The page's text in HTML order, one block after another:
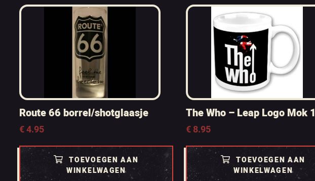
Route 66 borrel/shotglaasje
€4.95
TOEVOEGEN AAN
WINKELWAGEN
The Who – Leap Logo Mok 1
€8.95
TOEVOEGEN AAN
WINKELWAGEN